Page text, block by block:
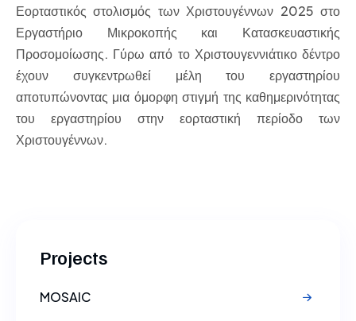
Εορταστικός στολισμός των Χριστουγέννων 2025 στο
Εργαστήριο Μικροκοπής και Κατασκευαστικής
Προσομοίωσης. Γύρω από το Χριστουγεννιάτικο δέντρο
έχουν συγκεντρωθεί μέλη του εργαστηρίου
αποτυπώνοντας μια όμορφη στιγμή της καθημερινότητας
του εργαστηρίου στην εορταστική περίοδο των
Χριστουγέννων.
Projects
MOSAIC